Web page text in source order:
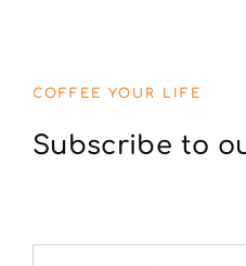
COFFEE YOUR LIFE
Subscribe to